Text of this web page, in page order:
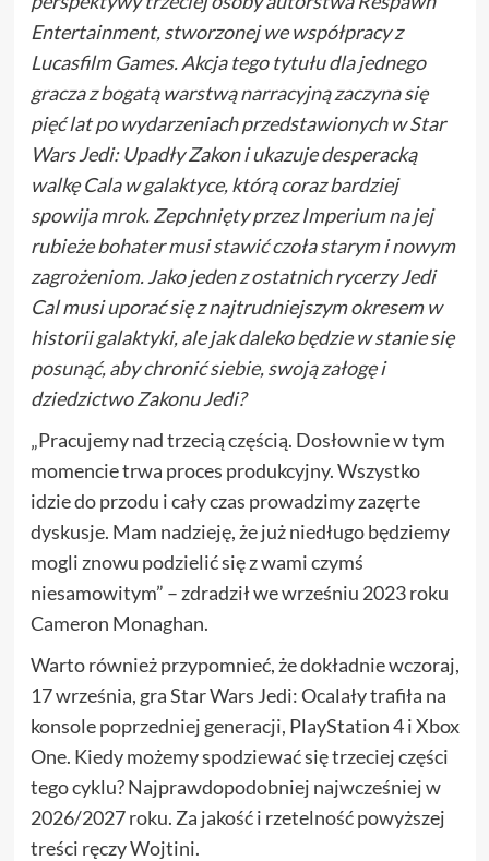
Entertainment, stworzonej we współpracy z
Lucasfilm Games. Akcja tego tytułu dla jednego
gracza z bogatą warstwą narracyjną zaczyna się
pięć lat po wydarzeniach przedstawionych w Star
Wars Jedi: Upadły Zakon i ukazuje desperacką
walkę Cala w galaktyce, którą coraz bardziej
spowija mrok. Zepchnięty przez Imperium na jej
rubieże bohater musi stawić czoła starym i nowym
zagrożeniom. Jako jeden z ostatnich rycerzy Jedi
Cal musi uporać się z najtrudniejszym okresem w
historii galaktyki, ale jak daleko będzie w stanie się
posunąć, aby chronić siebie, swoją załogę i
dziedzictwo Zakonu Jedi?
„Pracujemy nad trzecią częścią. Dosłownie w tym
momencie trwa proces produkcyjny. Wszystko
idzie do przodu i cały czas prowadzimy zazęrte
dyskusje. Mam nadzieję, że już niedługo będziemy
mogli znowu podzielić się z wami czymś
niesamowitym” – zdradził we wrześniu 2023 roku
Cameron Monaghan.
Warto również przypomnieć, że dokładnie wczoraj,
17 września, gra Star Wars Jedi: Ocalały trafiła na
konsole poprzedniej generacji, PlayStation 4 i Xbox
One. Kiedy możemy spodziewać się trzeciej części
tego cyklu? Najprawdopodobniej najwcześniej w
2026/2027 roku. Za jakość i rzetelność powyższej
treści ręczy Wojtini.